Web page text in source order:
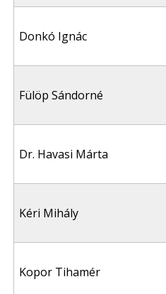
Donkó Ignác
Fülöp Sándorné
Dr. Havasi Márta
Kéri Mihály
Kopor Tihamér